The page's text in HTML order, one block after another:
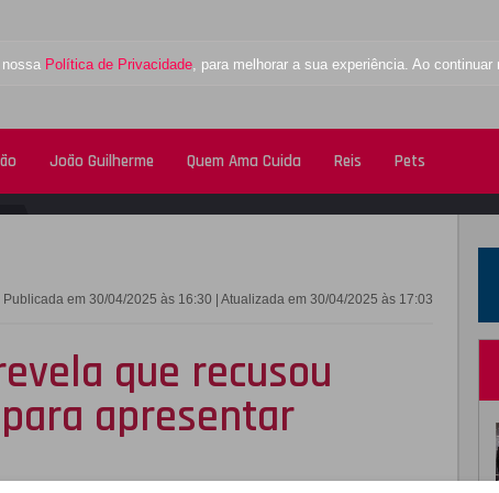
Política de Privacidade, para melhorar a sua experiência. Ao
João Guilherme Quem Ama Cuida Reis Pets
Publicada em 30/04/2025 às 16:30 | Atualizada em 30/04/2025 às 17:03
que recusou
apresentar